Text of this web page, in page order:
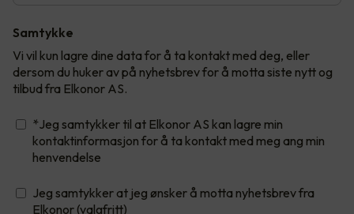
Samtykke
Vi vil kun lagre dine data for å ta kontakt med deg, eller
dersom du huker av på nyhetsbrev for å motta siste nytt og
tilbud fra Elkonor AS.
*Jeg samtykker til at Elkonor AS kan lagre min
kontaktinformasjon for å ta kontakt med meg ang min
henvendelse
Jeg samtykker at jeg ønsker å motta nyhetsbrev fra
Elkonor (valgfritt)